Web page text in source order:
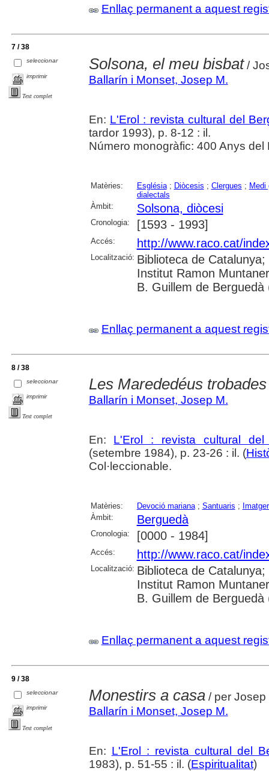
Enllaç permanent a aquest
7 / 38
seleccionar
imprimir
Text complet
Solsona, el meu bisbat/
Ballarín i Monset, Josep M.
En: L'Erol : revista cultural del
tardor 1993), p. 8-12 : il.
Número monogràfic: 400 Anys del
Matèries: Església; Diòcesis ; Clergues ; Medi
dialectals
Àmbit:
Solsona, diòcesi
Cronologia: [1593 - 1993]
Accés: http://www.raco.cat/
Localització: Biblioteca de
Institut Ramon
B. Guillem de Berguedà
Enllaç permanent a aquest
8 / 38
seleccionar
imprimir
Text complet
Les Marededéus trobades
Ballarín i Monset, Josep M.
En: L'Erol : revista cultural del
(setembre 1984), p. 23-26 : il. (
Col·leccionable.
Matèries: Devoció mariana; Santuaris ;
Àmbit:
Berguedà
Cronologia: [0000 - 1984]
Accés: http://www.raco.cat/
Localització: Biblioteca de
Institut Ramon
B. Guillem de Berguedà
Enllaç permanent a aquest
9 / 38
seleccionar
imprimir
Text complet
Monestirs a casa/ per Josep
Ballarín i Monset, Josep M.
En: L'Erol : revista cultural del
1983), p. 51-55 : il. (Espiritualitat)